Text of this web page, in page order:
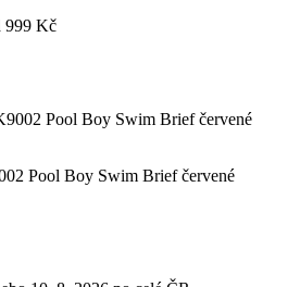
999 Kč
Pool Boy Swim Brief červené